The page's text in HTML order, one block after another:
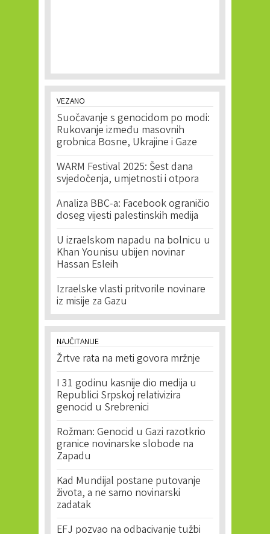
VEZANO
Suočavanje s genocidom po modi:
Rukovanje između masovnih
grobnica Bosne, Ukrajine i Gaze
WARM Festival 2025: Šest dana
svjedočenja, umjetnosti i otpora
Analiza BBC-a: Facebook ograničio
doseg vijesti palestinskih medija
U izraelskom napadu na bolnicu u
Khan Younisu ubijen novinar
Hassan Esleih
Izraelske vlasti pritvorile novinare
iz misije za Gazu
NAJČITANIJE
Žrtve rata na meti govora mržnje
I 31 godinu kasnije dio medija u
Republici Srpskoj relativizira
genocid u Srebrenici
Rožman: Genocid u Gazi razotkrio
granice novinarske slobode na
Zapadu
Kad Mundijal postane putovanje
života, a ne samo novinarski
zadatak
EFJ pozvao na odbacivanje tužbi